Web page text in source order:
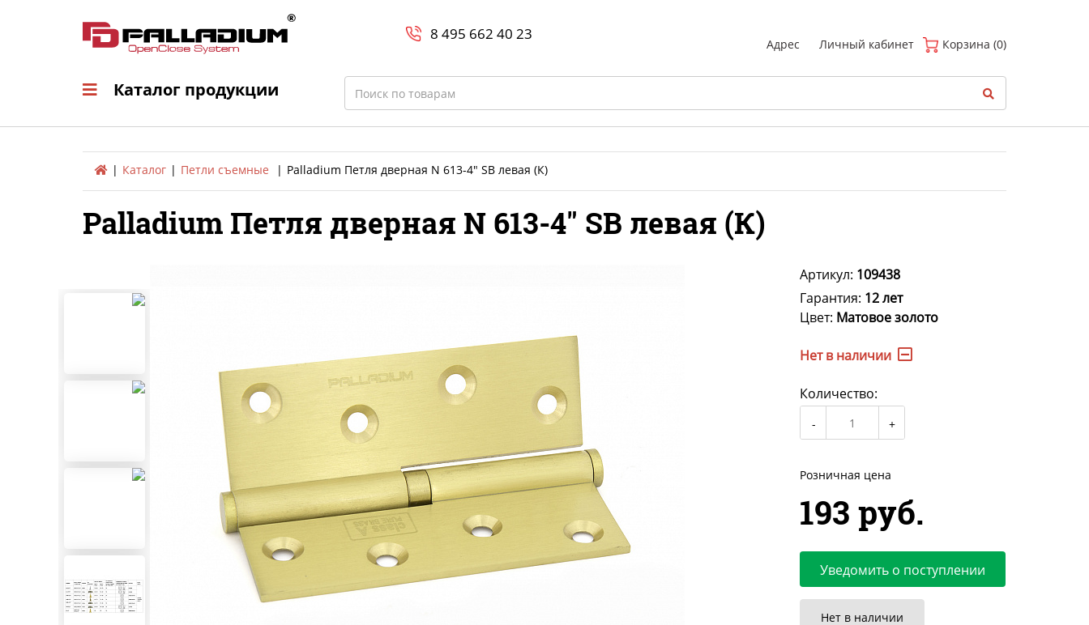
Каталог продукции 8 800-700-23-35
8 495 662 40 23
Адрес Личный кабинет Корзина (0)
Каталог продукции Search
Каталог Петли съемные Palladium Петля дверная N 613-4" SB левая (К)
Palladium Петля дверная N 613-4" SB левая (К)
Артикул: 109438
Гарантия: 12 лет
Цвет: Матовое золото
Нет в наличии
Количество:
Розничная цена
193 руб.
Уведомить о поступлении
Нет в наличии